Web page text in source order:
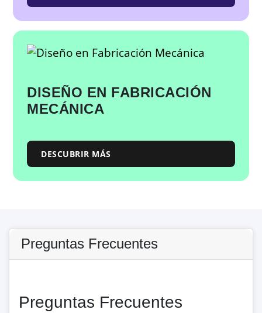
DISEÑO EN FABRICACIÓN
MECÁNICA
DESCUBRIR MÁS
Preguntas Frecuentes
Preguntas Frecuentes